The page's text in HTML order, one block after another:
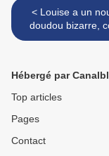
< Louise a un nouveau
doudou bizarre,
Hébergé par
Top articles
Pages
Contact